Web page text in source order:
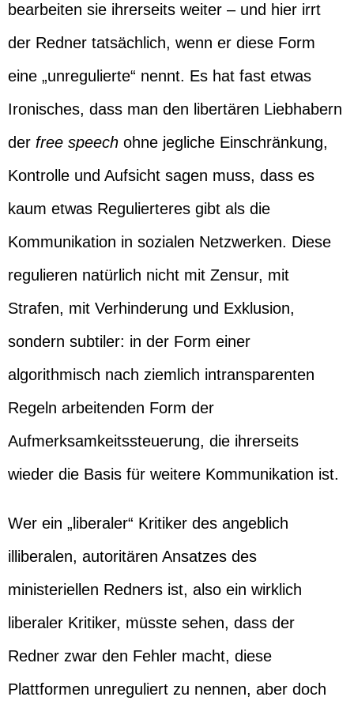
bearbeiten sie ihrerseits weiter – und hier irrt
der Redner tatsächlich, wenn er diese Form
eine „unregulierte“ nennt. Es hat fast etwas
Ironisches, dass man den libertären Liebhabern
der free speech ohne jegliche Einschränkung,
Kontrolle und Aufsicht sagen muss, dass es
kaum etwas Regulierteres gibt als die
Kommunikation in sozialen Netzwerken. Diese
regulieren natürlich nicht mit Zensur, mit
Strafen, mit Verhinderung und Exklusion,
sondern subtiler: in der Form einer
algorithmisch nach ziemlich intransparenten
Regeln arbeitenden Form der
Aufmerksamkeitssteuerung, die ihrerseits
wieder die Basis für weitere Kommunikation ist.
Wer ein „liberaler“ Kritiker des angeblich
illiberalen, autoritären Ansatzes des
ministeriellen Redners ist, also ein wirklich
liberaler Kritiker, müsste sehen, dass der
Redner zwar den Fehler macht, diese
Plattformen unreguliert zu nennen, aber doch